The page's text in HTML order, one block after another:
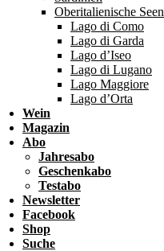
Oberitalienische Seen
Lago di Como
Lago di Garda
Lago d’Iseo
Lago di Lugano
Lago Maggiore
Lago d’Orta
Wein
Magazin
Abo
Jahresabo
Geschenkabo
Testabo
Newsletter
Facebook
Shop
Suche